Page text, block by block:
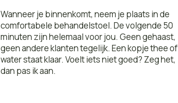
Wanneer je binnenkomt, neem je plaats in de
comfortabele behandelstoel. De volgende 50
minuten zijn helemaal voor jou. Geen gehaast,
geen andere klanten tegelijk. Een kopje thee of
water staat klaar. Voelt iets niet goed? Zeg het,
dan pas ik aan.